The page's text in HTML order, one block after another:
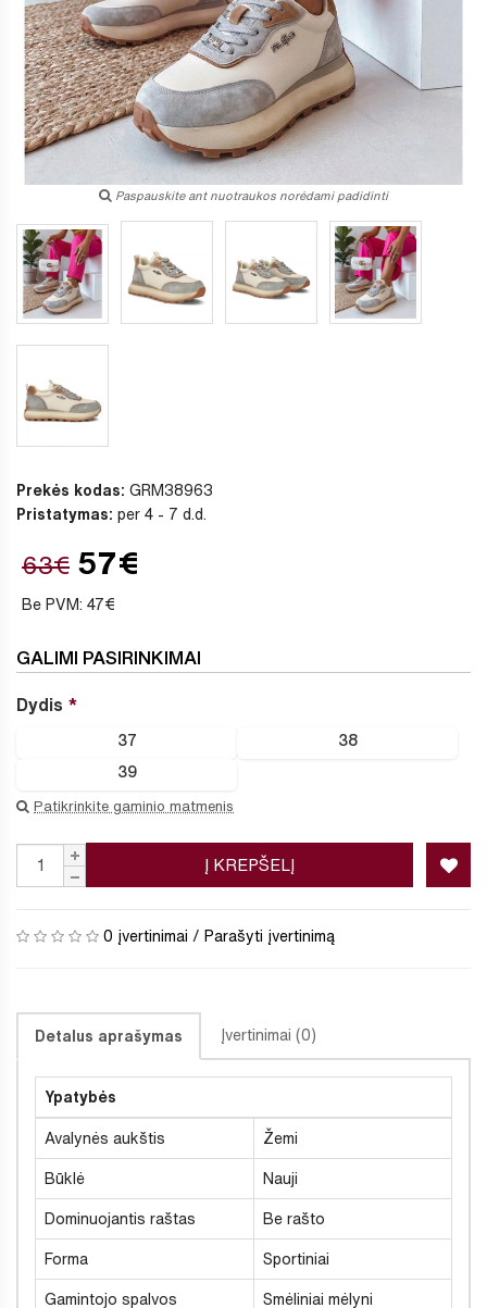
Paspauskite ant nuotraukos norėdami padidinti
Prekės kodas: GRM38963
Pristatymas: per 4 - 7 d.d.
63€ 57€
Be PVM: 47€
GALIMI PASIRINKIMAI
Dydis
37 38
39
Patikrinkite gaminio matmenis
Į KREPŠELĮ
0 įvertinimai / Parašyti įvertinimą
Detalus aprašymas Įvertinimai (0)
Ypatybės
Avalynės aukštis Žemi
Būklė Nauji
Dominuojantis raštas Be rašto
Forma Sportiniai
Gamintojo spalvos Smėliniai mėlyni